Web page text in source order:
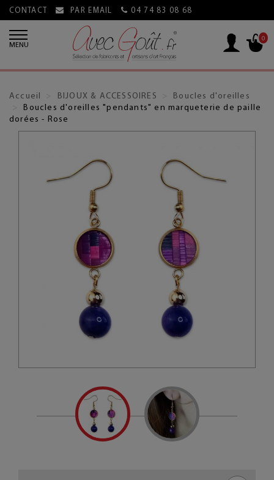
CONTACT PAR EMAIL 04 74 83 08 68
MENU
0
Accueil BIJOUX & ACCESSOIRES
Boucles d'oreilles
Boucles d'oreilles "pendants" en marqueterie de paille
dorées - Rose